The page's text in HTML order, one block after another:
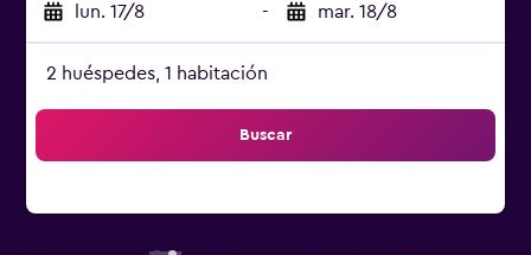
lun. 17/8 - mar. 18/8
2 huéspedes, 1 habitación
Buscar